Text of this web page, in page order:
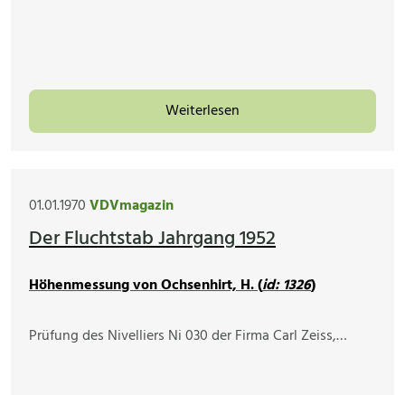
Weiterlesen
01.01.1970VDVmagazin
Der Fluchtstab Jahrgang 1952
Höhenmessung von Ochsenhirt, H. (id: 1326)
Prüfung des Nivelliers Ni 030 der Firma Carl Zeiss,…